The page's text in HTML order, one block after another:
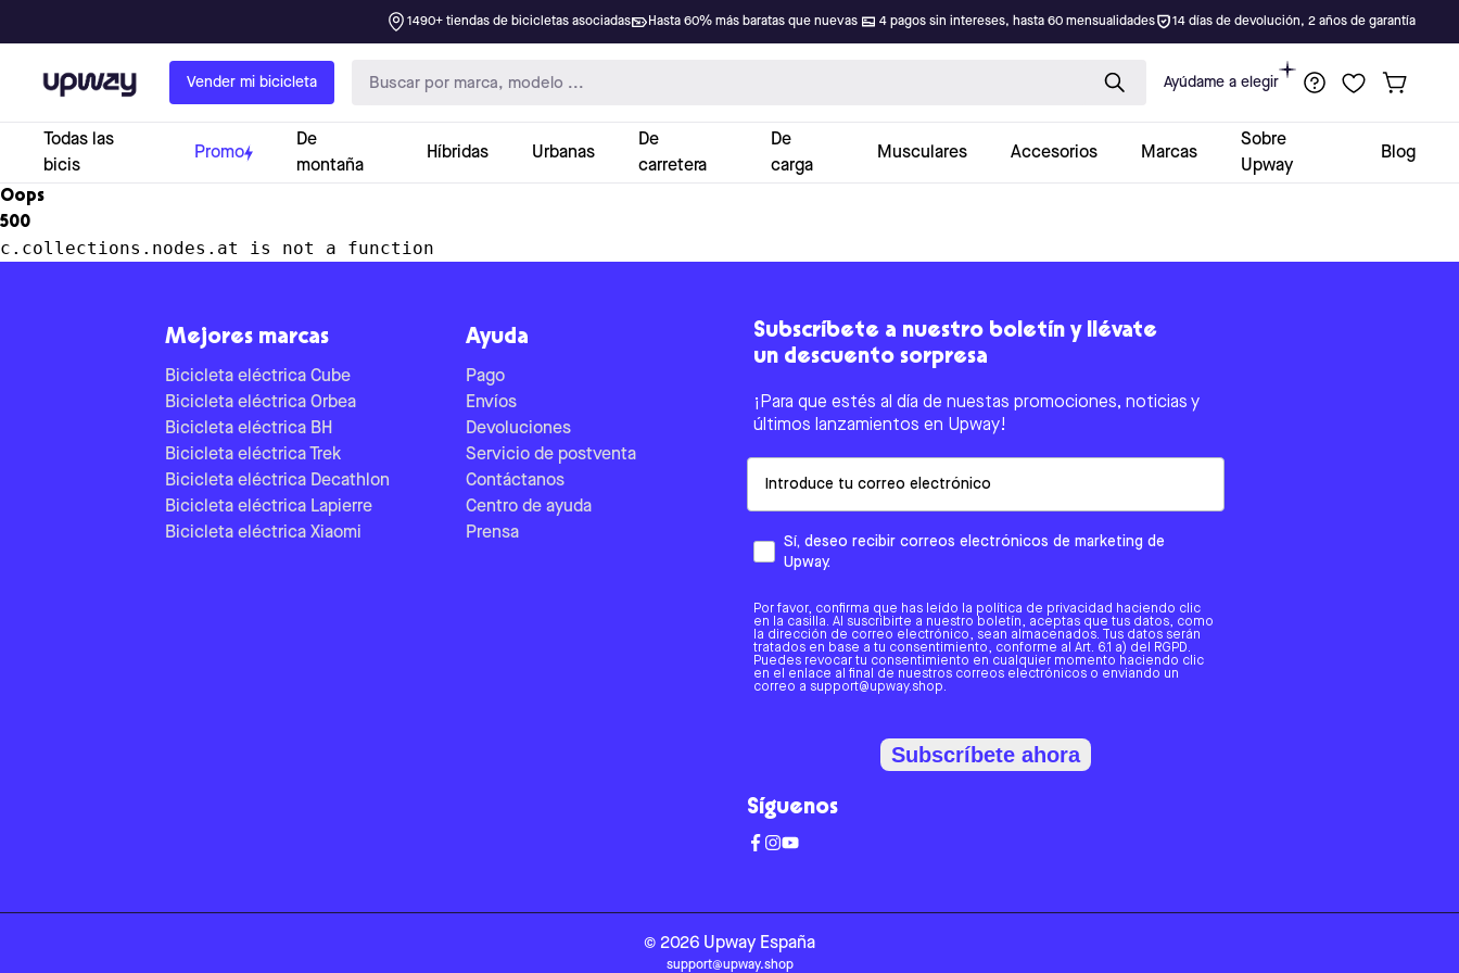
1490+ tiendas de bicicletas asociadas Hasta 60% más baratas que nuevas 4 pagos sin intereses, hasta 60 mensualidades 14 días de devolución, 2 años de garantía
Upway Vender mi bicicleta Ayúdame a elegir
Todas las
bicis
Promo
De
montaña
Híbridas Urbanas
De
carretera
De
carga
Musculares Accesorios Marcas
Sobre
Upway
Blog
Oops
500
c.collections.nodes.at is not a function
Mejores marcas
Bicicleta eléctrica Cube
Bicicleta eléctrica Orbea
Bicicleta eléctrica BH
Bicicleta eléctrica Trek
Bicicleta eléctrica Decathlon
Bicicleta eléctrica Lapierre
Bicicleta eléctrica Xiaomi
Ayuda
Pago
Envíos
Devoluciones
Servicio de postventa
Contáctanos
Centro de ayuda
Prensa
Subscríbete a nuestro boletín y llévate
un descuento sorpresa
¡Para que estés al día de nuestas promociones, noticias y
últimos lanzamientos en Upway!
Sí, deseo recibir correos electrónicos de marketing de
Upway.
Por favor, confirma que has leído la política de privacidad haciendo clic
en la casilla. Al suscribirte a nuestro boletín, aceptas que tus datos, como
la dirección de correo electrónico, sean almacenados. Tus datos serán
tratados en base a tu consentimiento, conforme al Art. 6.1 a) del RGPD.
Puedes revocar tu consentimiento en cualquier momento haciendo clic
en el enlace al final de nuestros correos electrónicos o enviando un
correo a support@upway.shop.
Subscríbete ahora
Síguenos
© 2026 Upway España
support@upway.shop